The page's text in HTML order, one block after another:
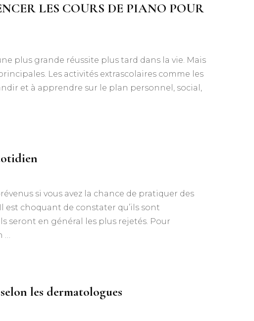
LES COURS DE PIANO POUR
plus grande réussite plus tard dans la vie. Mais
Les activités extrascolaires comme les
et à apprendre sur le plan personnel, social,
si vous avez la chance de pratiquer des
choquant de constater qu’ils sont
seront en général les plus rejetés. Pour
…
les dermatologues